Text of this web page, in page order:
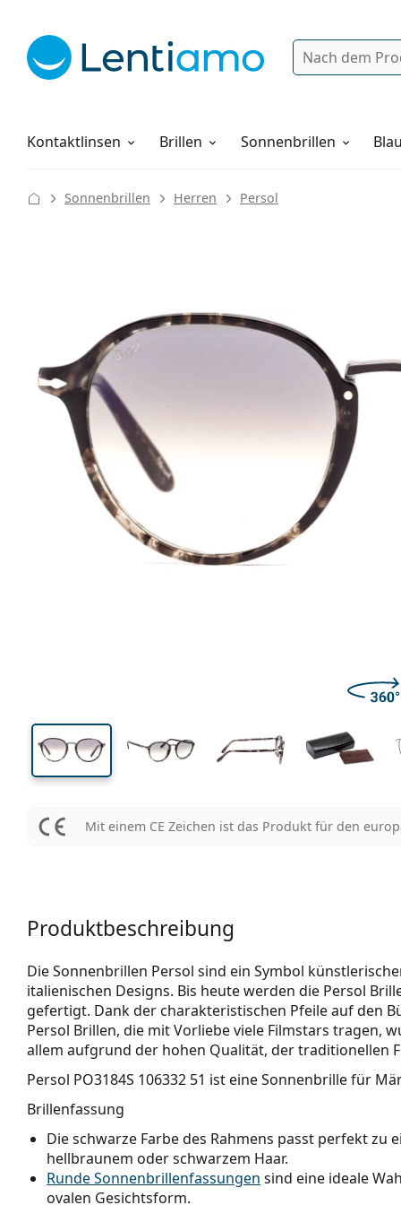
Suche
Kontaktlinsen
Pflegemittel Brillen Sonnenbrillen
Alles über den Einkauf
Sonnenbrillen Herren Persol
49 mm
Glashöhe Glasbreite
Glasbreite
Mit einem CE Zeichen ist das Produkt für den
Produktbeschreibung
Die Sonnenbrillen Persol sind ein Symbol
italienischen Designs. Bis heute werden die Persol
gefertigt. Dank der charakteristischen Pfeile auf den
Persol Brillen, die mit Vorliebe viele Filmstars tragen,
allem aufgrund der hohen Qualität, der traditionellen
Persol PO3184S 106332 51 ist eine Sonnenbrille für
Brillenfassung
Die schwarze Farbe des Rahmens passt perfekt
hellbraunem oder schwarzem Haar.
Runde Sonnenbrillenfassungen sind eine ideale
ovalen Gesichtsform.